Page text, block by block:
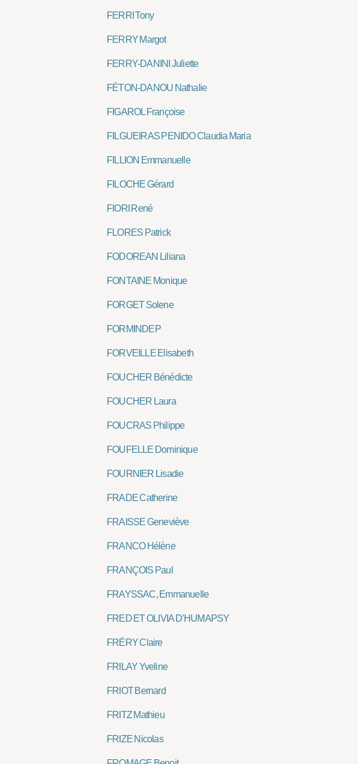
FERRI Tony
FERRY Margot
FERRY-DANINI Juliette
FÉTON-DANOU Nathalie
FIGAROL Françoise
FILGUEIRAS PENIDO Claudia Maria
FILLION Emmanuelle
FILOCHE Gérard
FIORI René
FLORES Patrick
FODOREAN Liliana
FONTAINE Monique
FORGET Solene
FORMINDEP
FORVEILLE Elisabeth
FOUCHER Bénédicte
FOUCHER Laura
FOUCRAS Philippe
FOUFELLE Dominique
FOURNIER Lisadie
FRADE Catherine
FRAISSE Geneviève
FRANCO Hélène
FRANÇOIS Paul
FRAYSSAC, Emmanuelle
FRED ET OLIVIA D’HUMAPSY
FRÉRY Claire
FRILAY Yveline
FRIOT Bernard
FRITZ Mathieu
FRIZE Nicolas